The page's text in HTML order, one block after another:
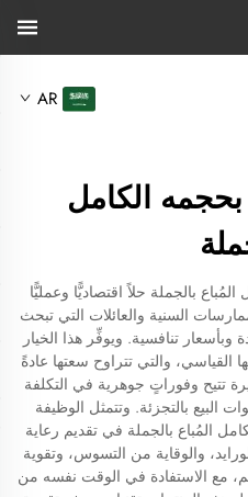
AR
الكامل
بالجملة حلاً اقتصاديًّا وعمليًّا
السنية والعائلات التي تبحث
تنافسية. ويوفِّر هذا الخيار
والتي تتراوح سعتها عادةً
كبيرة تتيح وفوراتٍ جوهرية في التكلفة
البيع بالتجزئة. وتتمثل الوظيفة
المُباع بالجملة في تقديم رعاية
والوقاية من التسوس، وتقوية
مع الاستفادة في الوقت نفسه من